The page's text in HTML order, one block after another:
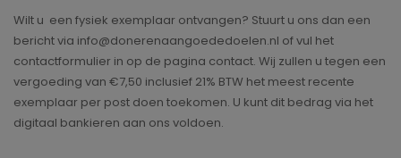
Wilt u een fysiek exemplaar ontvangen? Stuurt u ons dan een
bericht via info@donerenaangoededoelen.nl of vul het
contactformulier in op de pagina contact. Wij zullen u tegen een
vergoeding van €7,50 inclusief 21% BTW het meest recente
exemplaar per post doen toekomen. U kunt dit bedrag via het
digitaal bankieren aan ons voldoen.